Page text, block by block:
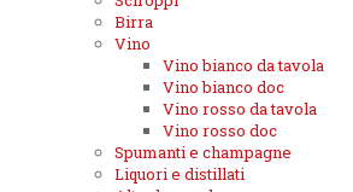
Birra
Vino
Vino bianco da tavola
Vino bianco doc
Vino rosso da tavola
Vino rosso doc
Spumanti e champagne
Liquori e distillati